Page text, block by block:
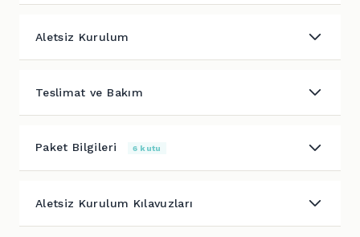
Aletsiz Kurulum
Teslimat ve Bakım
Paket Bilgileri 6 kutu
Aletsiz Kurulum Kılavuzları